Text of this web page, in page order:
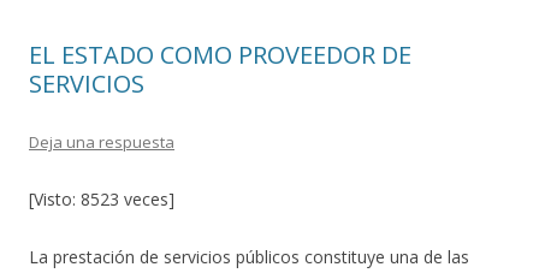
EL ESTADO COMO PROVEEDOR DE
SERVICIOS
Deja una respuesta
[Visto: 8523 veces]
La prestación de servicios públicos constituye una de las